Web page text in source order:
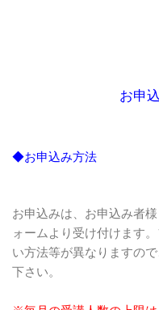
お申
◆お申込み方法
お申込みは、お申込み者
ォームより受け付けます
い方法等が異なりますの
下さい。